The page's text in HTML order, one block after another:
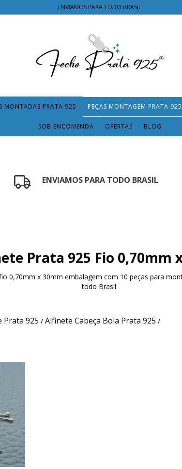
ENVIAMOS PARA TODO BRASIL
MONTADAS PRATA 925 PEÇAS MONTAGEM PRATA 925
SOB ENCOMENDA OFERTAS BLOG
ENVIAMOS PARA TODO BRASIL
Prata 925 Fio 0,70mm
0,70mm x 30mm embalagem com 10 peças para
todo Brasil.
Prata 925 / Alfinete Cabeça Bola Prata 925 /